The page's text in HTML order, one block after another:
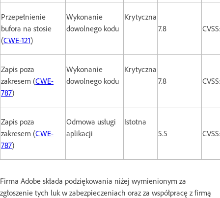
Przepełnienie
bufora na stosie
(CWE-121)
Wykonanie
dowolnego kodu
Krytyczna
7.8
Zapis poza
zakresem (CWE-
787)
Wykonanie
dowolnego kodu
Krytyczna
7.8
Zapis poza
zakresem (CWE-
787)
Odmowa usługi
aplikacji
Istotna
5.5
Firma Adobe składa podziękowania niżej wymienionym za
zgłoszenie tych luk w zabezpieczeniach oraz za współpracę z firmą